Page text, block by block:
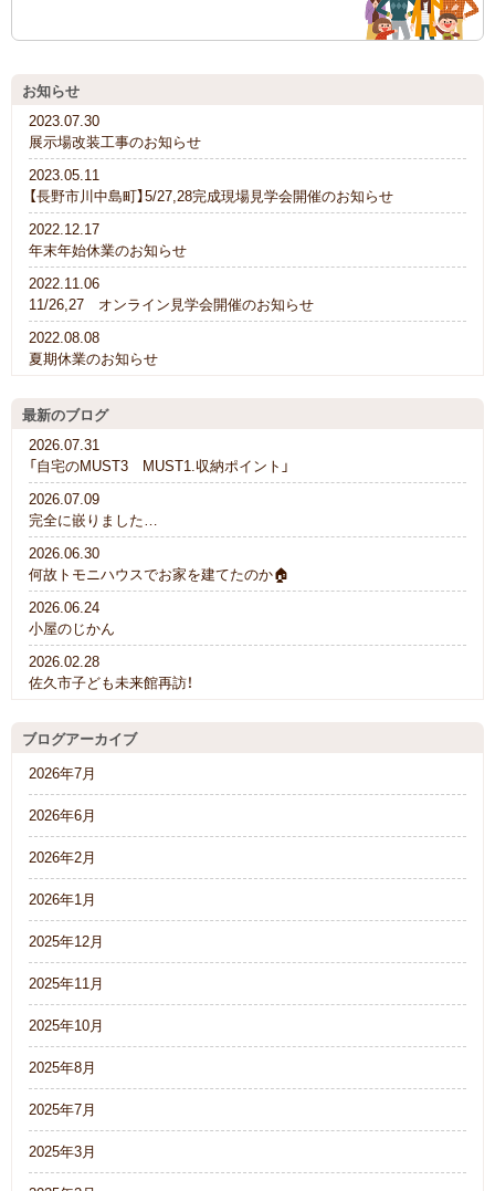
お知らせ
2023.07.30
展示場改装工事のお知らせ
2023.05.11
【長野市川中島町】5/27,28完成現場見学会開催のお知らせ
2022.12.17
年末年始休業のお知らせ
2022.11.06
11/26,27 オンライン見学会開催のお知らせ
2022.08.08
夏期休業のお知らせ
最新のブログ
2026.07.31
「自宅のMUST3 MUST1.収納ポイント」
2026.07.09
完全に嵌りました…
2026.06.30
何故トモニハウスでお家を建てたのか🏠
2026.06.24
小屋のじかん
2026.02.28
佐久市子ども未来館再訪！
ブログアーカイブ
2026年7月
2026年6月
2026年2月
2026年1月
2025年12月
2025年11月
2025年10月
2025年8月
2025年7月
2025年3月